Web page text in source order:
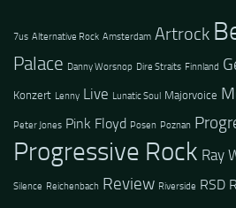
7us Alternative Rock Amsterdam Artrock
Palace Danny Worsnop Dire Straits Finnland
Konzert Lenny Live Lunatic Soul Majorvoice
Peter Jones Pink Floyd Posen Poznan
Progressive Rock Ray
Silence Reichenbach Review Riverside RSD